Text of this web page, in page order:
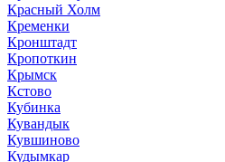
Красный Холм
Кременки
Кронштадт
Кропоткин
Крымск
Кстово
Кубинка
Кувандык
Кувшиново
Кудымкар